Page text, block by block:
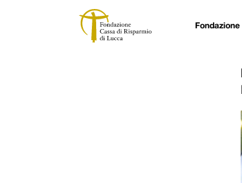
Navigazione principale
Fondazione